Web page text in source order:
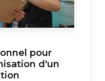
pour
d'un